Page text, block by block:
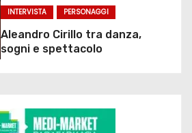
INTERVISTA PERSONAGGI
Aleandro Cirillo tra danza,
sogni e spettacolo